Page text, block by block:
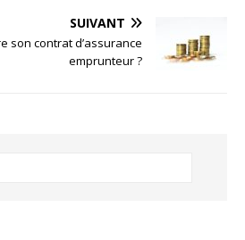
SUIVANT
son contrat d’assurance
emprunteur ?